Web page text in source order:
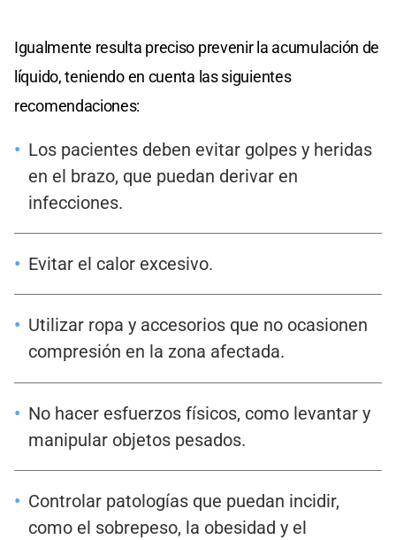
Igualmente resulta preciso prevenir la acumulación de
líquido, teniendo en cuenta las siguientes
recomendaciones:
Los pacientes deben evitar golpes y heridas
en el brazo, que puedan derivar en
infecciones.
Evitar el calor excesivo.
Utilizar ropa y accesorios que no ocasionen
compresión en la zona afectada.
No hacer esfuerzos físicos, como levantar y
manipular objetos pesados.
Controlar patologías que puedan incidir,
como el sobrepeso, la obesidad y el